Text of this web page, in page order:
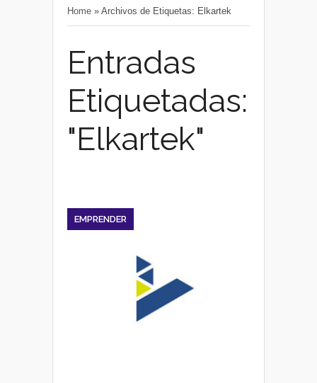
Home » Archivos de Etiquetas: Elkartek
Entradas
Etiquetadas:
"Elkartek"
EMPRENDER